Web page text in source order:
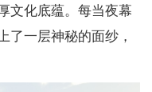
文化底蕴。每当夜幕
了一层神秘的面纱，